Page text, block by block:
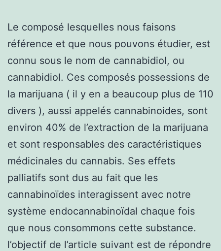
Le composé lesquelles nous faisons
référence et que nous pouvons étudier, est
connu sous le nom de cannabidiol, ou
cannabidiol. Ces composés possessions de
la marijuana ( il y en a beaucoup plus de 110
divers ), aussi appelés cannabinoides, sont
environ 40% de l’extraction de la marijuana
et sont responsables des caractéristiques
médicinales du cannabis. Ses effets
palliatifs sont dus au fait que les
cannabinoïdes interagissent avec notre
système endocannabinoïdal chaque fois
que nous consommons cette substance.
l’objectif de l’article suivant est de répondre